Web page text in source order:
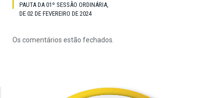
PAUTA DA 01º SESSÃO ORDINÁRIA,
DE 02 DE FEVEREIRO DE 2024
Os comentários estão fechados.